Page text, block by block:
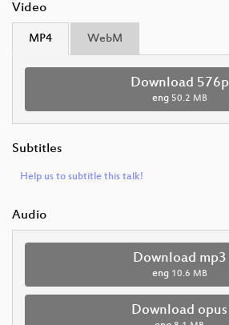
Video
MP4 WebM
Download 576p
eng 50.2 MB
Subtitles
Help us to subtitle this talk!
Audio
Download mp3
eng 10.6 MB
Download opus